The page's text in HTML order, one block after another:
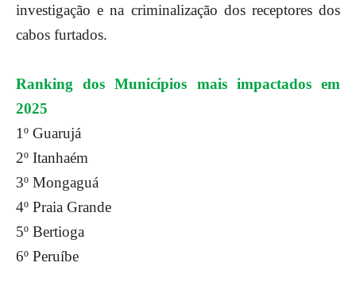
investigação e na criminalização dos receptores dos
cabos furtados.
Ranking dos Municípios mais impactados em
2025
1º Guarujá
2º Itanhaém
3º Mongaguá
4º Praia Grande
5º Bertioga
6º Peruíbe